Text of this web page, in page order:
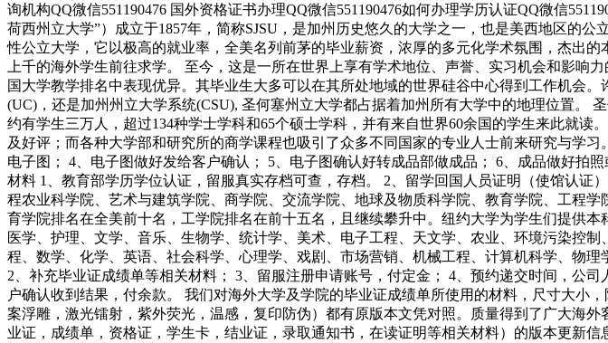
询机构QQ微信551190476 国外资格证书办理QQ微信551190476如何办理学历认证QQ微信
荷西州立大学”）成立于1857年，简称SJSU，是加州历史悠久的大学之一，也是美西地区的
性公立大学，它以极高的就业率，全美名列前茅的毕业薪资，浓厚的多元化学术氛围，杰出
上千的海外学生前往求学。 至今，这是一所在世界上享有学术地位、声誉、实习机会和影响
国大学教学排名中表现优异。其毕业生大多可以在其所处地域的世界硅谷中心得到工作机会
(UC)，还是加州州立大学系统(CSU), 圣何塞州立大学都占据着加州所有大学中的地理位置。
约有学生三万人，超过134种学士学科和65个硕士学科，并有来自世界60余国的学生来此就
及好评；而各种大学部和研究所的商学课程也吸引了众多不同国家的专业人士前来研究与学
电子图； 4、电子图做好发给客户确认； 5、电子图确认好转成品部做成品； 6、成品做好
材料 1、教育部学历学位认证，留服真实存档可查，存档。 2、留学回国人员证明（使馆认
程农业科学院、艺术与建筑学院、商学院、交流学院、地球及物质科学院、教育学院、工程
育学院排名在全美前十名，工学院排名在前十五名，且继续攀升中。纽约大学为学生们提供
医学、护理、文学、音乐、生物学、统计学、美术、电子工程、天文学、农业、环境污染控
程、数学、化学、英语、社会科学、心理学、戏剧、市场营销、机械工程、计算机科学、物
2、补充毕业证成绩单等相关材料； 3、留服注册申请账号，付定金； 4、预约递交时间，公
户确认收到结果，付余款。 我们对海外大学及学院的毕业证成绩单所使用的材料，尺寸大小
案浮雕，激光镭射，紫外荧光，温感，复印防伪）都有原版本文凭对照。质量得到了广大海
业证，成绩单，资格证，学生卡，结业证，录取通知书，在读证明等相关材料）的版本更新